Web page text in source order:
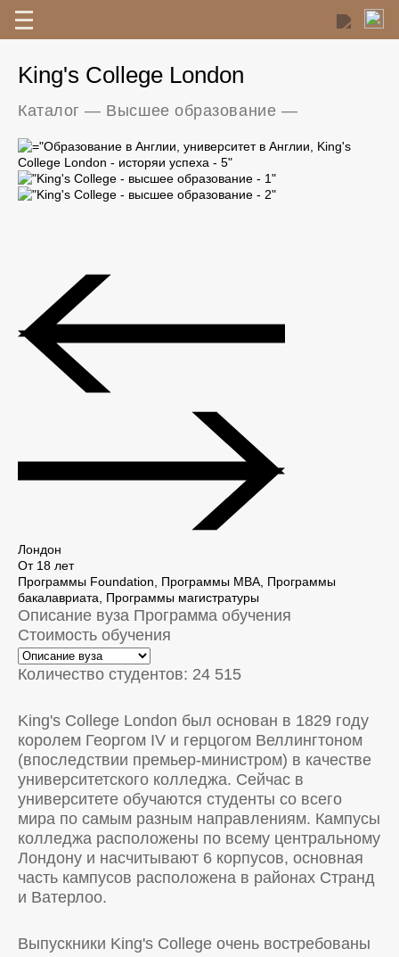
King's College London
Каталог — Высшее образование —
Лондон
От 18 лет
Программы Foundation, Программы MBA, Программы
бакалавриата, Программы магистратуры
Описание вуза Программа обучения
Стоимость обучения
Количество студентов: 24 515
King's College London был основан в 1829 году
королем Георгом IV и герцогом Веллингтоном
(впоследствии премьер-министром) в качестве
университетского колледжа. Сейчас в
университете обучаются студенты со всего
мира по самым разным направлениям. Кампусы
колледжа расположены по всему центральному
Лондону и насчитывают 6 корпусов, основная
часть кампусов расположена в районах Странд
и Ватерлоо.
Выпускники King's College очень востребованы